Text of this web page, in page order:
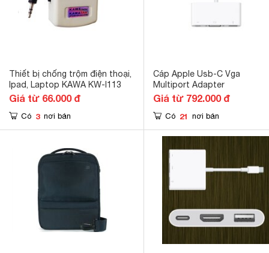
Thiết bị chống trộm điện thoại,
Ipad, Laptop KAWA KW-I113
Giá từ 66.000 đ
Có 3 nơi bán
Cáp Apple Usb-C Vga
Multiport Adapter
Giá từ 792.000 đ
Có 21 nơi bán